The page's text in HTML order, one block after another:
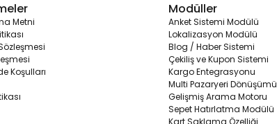
Metni
Koşulları
Modüller
Anket Sistemi Modülü
Lokalizasyon Modülü
Blog / Haber Sistemi
Çekiliş ve Kupon Sistemi
Kargo Entegrasyonu
Multi Pazaryeri Dönüşümü
Gelişmiş Arama Motoru
Sepet Hatırlatma Modülü
Kart Saklama Özelliği